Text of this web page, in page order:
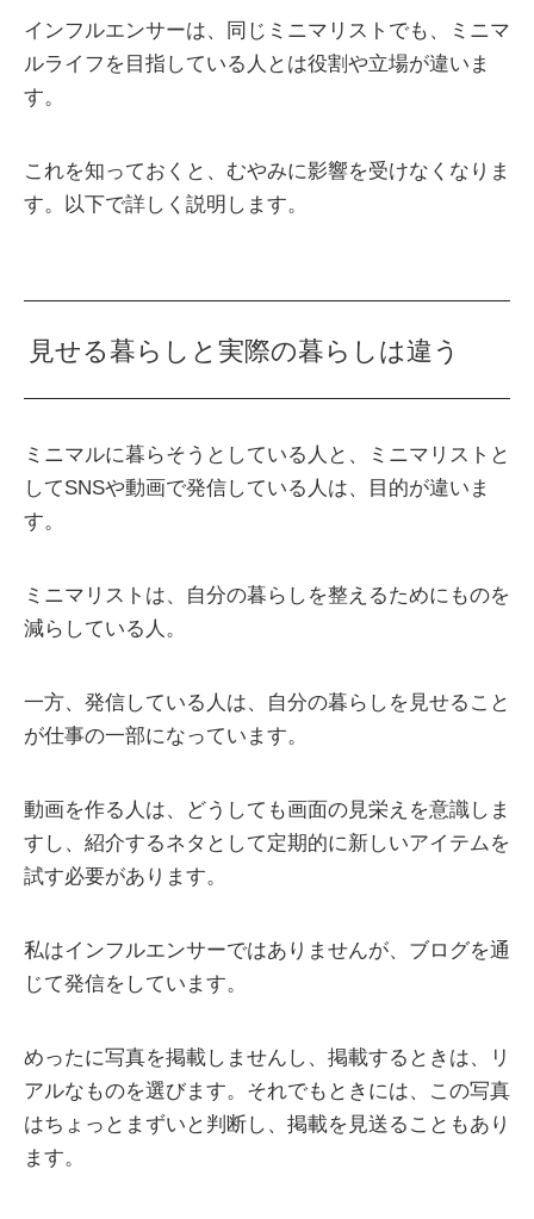
インフルエンサーは、同じミニマリストでも、ミニマ
ルライフを目指している人とは役割や立場が違いま
す。
これを知っておくと、むやみに影響を受けなくなりま
す。以下で詳しく説明します。
見せる暮らしと実際の暮らしは違う
ミニマルに暮らそうとしている人と、ミニマリストと
してSNSや動画で発信している人は、目的が違いま
す。
ミニマリストは、自分の暮らしを整えるためにものを
減らしている人。
一方、発信している人は、自分の暮らしを見せること
が仕事の一部になっています。
動画を作る人は、どうしても画面の見栄えを意識しま
すし、紹介するネタとして定期的に新しいアイテムを
試す必要があります。
私はインフルエンサーではありませんが、ブログを通
じて発信をしています。
めったに写真を掲載しませんし、掲載するときは、リ
アルなものを選びます。それでもときには、この写真
はちょっとまずいと判断し、掲載を見送ることもあり
ます。